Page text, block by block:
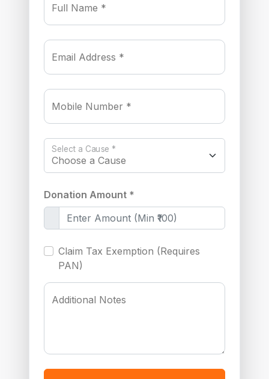
Full Name *
Email Address *
Mobile Number *
Select a Cause *
Donation Amount *
Claim Tax Exemption (Requires
PAN)
Additional Notes